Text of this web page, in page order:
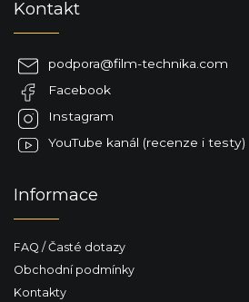
Kontakt
podpora@film-technika.com
Facebook
Instagram
YouTube kanál (recenze i testy)
Informace
FAQ / Časté dotazy
Obchodní podmínky
Kontakty